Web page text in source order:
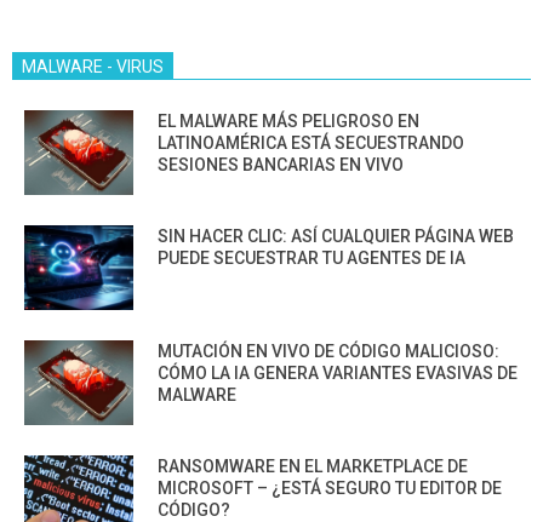
MALWARE - VIRUS
EL MALWARE MÁS PELIGROSO EN
LATINOAMÉRICA ESTÁ SECUESTRANDO
SESIONES BANCARIAS EN VIVO
SIN HACER CLIC: ASÍ CUALQUIER PÁGINA WEB
PUEDE SECUESTRAR TU AGENTES DE IA
MUTACIÓN EN VIVO DE CÓDIGO MALICIOSO:
CÓMO LA IA GENERA VARIANTES EVASIVAS DE
MALWARE
RANSOMWARE EN EL MARKETPLACE DE
MICROSOFT – ¿ESTÁ SEGURO TU EDITOR DE
CÓDIGO?